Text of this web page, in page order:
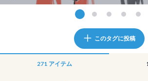
このタグに投稿
271 アイテム